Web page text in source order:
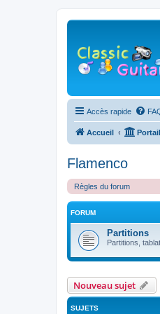
Accès rapide
Accueil Portail
Flamenco
Règles du forum
FORUM
Partitions
Partitions,
Nouveau sujet
SUJETS